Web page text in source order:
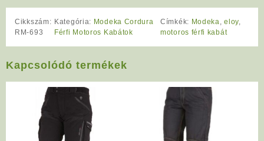
Cikkszám:
RM-693
Kategória: Modeka Cordura
Férfi Motoros Kabátok
Címkék: Modeka,eloy,
motoros férfi kabát
Kapcsolódó termékek